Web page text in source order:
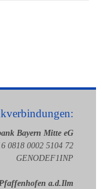
Bayern Mitte eG
0818 0002 5104 72
GENODEF1INP
a.d.Ilm